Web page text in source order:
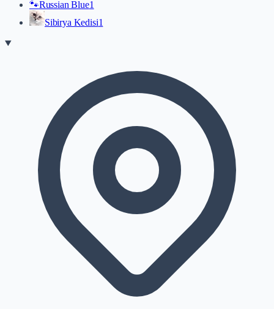
🐾Russian Blue1
Sibirya Kedisi1